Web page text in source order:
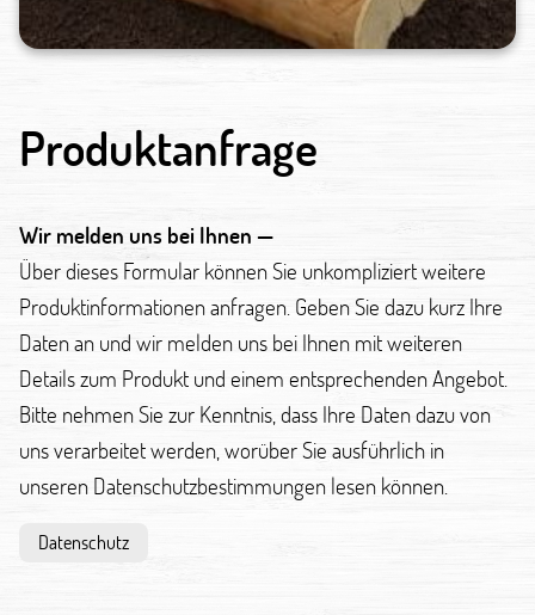
Produktanfrage
Wir melden uns bei Ihnen —
Über dieses Formular können Sie unkompliziert weitere
Produktinformationen anfragen. Geben Sie dazu kurz Ihre
Daten an und wir melden uns bei Ihnen mit weiteren
Details zum Produkt und einem entsprechenden Angebot.
Bitte nehmen Sie zur Kenntnis, dass Ihre Daten dazu von
uns verarbeitet werden, worüber Sie ausführlich in
unseren Datenschutzbestimmungen lesen können.
Datenschutz